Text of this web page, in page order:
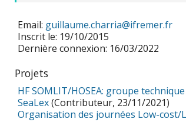
Email: guillaume.charria@ifremer.fr
Inscrit le: 19/10/2015
Dernière connexion: 16/03/2022
Projets
HF SOMLIT/HOSEA: groupe
SeaLex(Contributeur, 23/11/2021)
Organisation des journées Low-cost/